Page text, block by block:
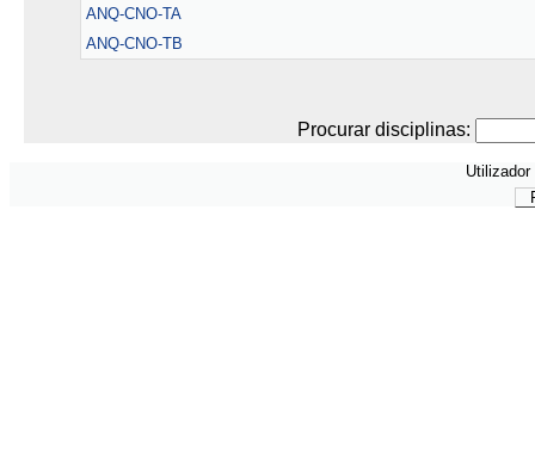
ANQ-CNO-TA
ANQ-CNO-TB
Procurar disciplinas: